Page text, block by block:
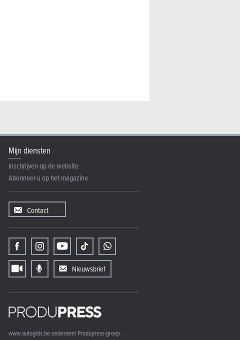
Mijn diensten
Inschrijven op de website
Abonneer u op het magazine
Contact
Nieuwsbrief
www.autogids.be onderdeel Produpress-groep.